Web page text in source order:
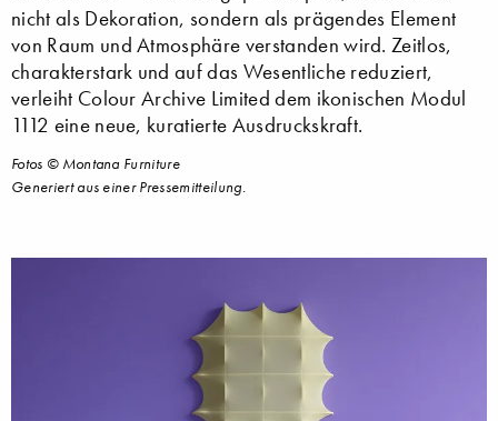
nicht als Dekoration, sondern als prägendes Element
von Raum und Atmosphäre verstanden wird. Zeitlos,
charakterstark und auf das Wesentliche reduziert,
verleiht Colour Archive Limited dem ikonischen Modul
1112 eine neue, kuratierte Ausdruckskraft.
Fotos © Montana Furniture
Generiert aus einer Pressemitteilung.